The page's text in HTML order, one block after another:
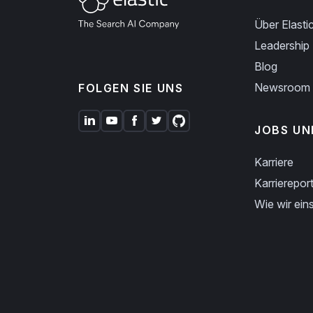
FOLGEN SIE UNS
Über Elastic
Leadership
Blog
Newsroom
JOBS
Karriere
Wie wir